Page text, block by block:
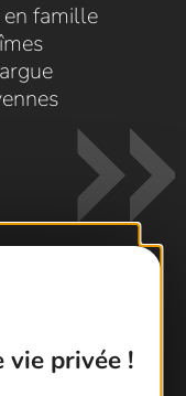
vie privée !
famille
!